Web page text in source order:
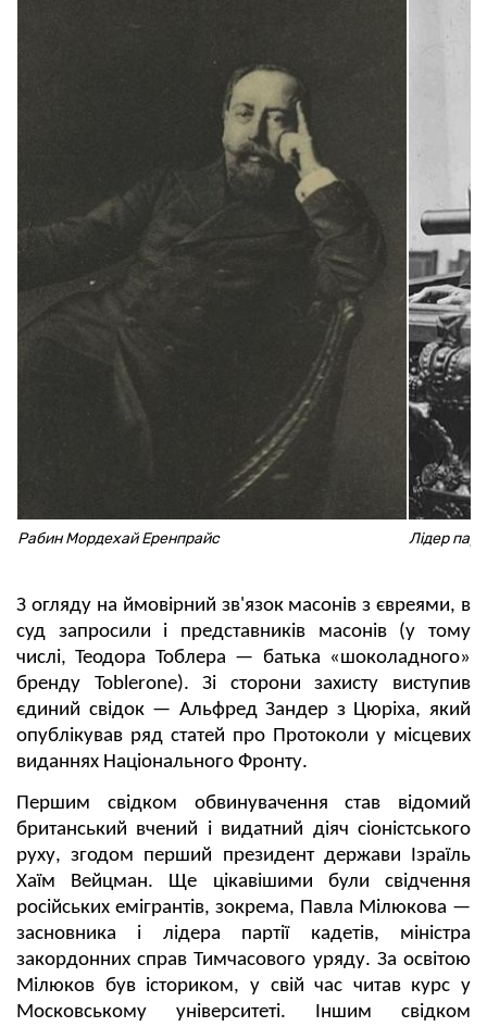
Рабин Мордехай Еренпрайс Лідер
З огляду на ймовірний зв'язок масонів з євреями, в
суд запросили і представників масонів (у тому
числі, Теодора Тоблера — батька «шоколадного»
бренду Toblerone). Зі сторони захисту виступив
єдиний свідок — Альфред Зандер з Цюріха, який
опублікував ряд статей про Протоколи у місцевих
виданнях Національного Фронту.
Першим свідком обвинувачення став відомий
британський вчений і видатний діяч сіоністського
руху, згодом перший президент держави Ізраїль
Хаїм Вейцман. Ще цікавішими були свідчення
російських емігрантів, зокрема, Павла Мілюкова —
засновника і лідера партії кадетів, міністра
закордонних справ Тимчасового уряду. За освітою
Мілюков був істориком, у свій час читав курс у
Московському університеті. Іншим свідком